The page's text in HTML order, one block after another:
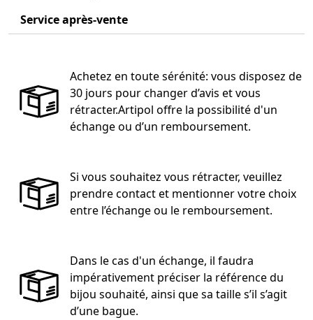
Service après-vente
Achetez en toute sérénité: vous disposez de
30 jours pour changer d’avis et vous
rétracter.Artipol offre la possibilité d'un
échange ou d’un remboursement.
Si vous souhaitez vous rétracter, veuillez
prendre contact et mentionner votre choix
entre l’échange ou le remboursement.
Dans le cas d'un échange, il faudra
impérativement préciser la référence du
bijou souhaité, ainsi que sa taille s’il s’agit
d’une bague.